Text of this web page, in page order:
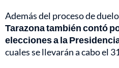
Además del proceso de
Tarazona también contó
elecciones a la
cuales se llevarán a cabo el